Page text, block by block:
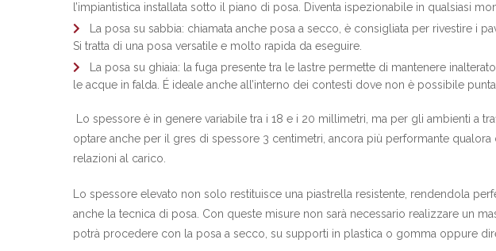
l’impiantistica installata sotto il piano di posa. Diventa ispezionabile in qualsiasi
La posa su sabbia: chiamata anche posa a secco, è consigliata per rivestire i
Si tratta di una posa versatile e molto rapida da eseguire.
La posa su ghiaia: la fuga presente tra le lastre permette di mantenere
le acque in falda. É ideale anche all’interno dei contesti dove non è possibile
Lo spessore è in genere variabile tra i 18 e i 20 millimetri, ma per gli ambienti a
optare anche per il gres di spessore 3 centimetri, ancora più performante
relazioni al carico.
Lo spessore elevato non solo restituisce una piastrella resistente, rendendola
anche la tecnica di posa. Con queste misure non sarà necessario realizzare un
potrà procedere con la posa a secco, su supporti in plastica o gomma oppure